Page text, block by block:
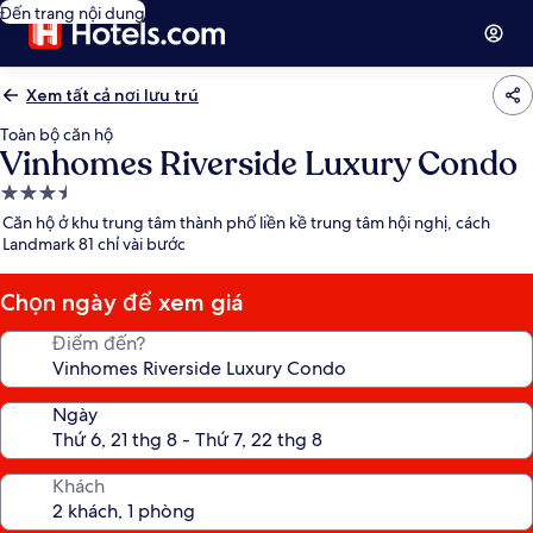
Đến trang nội dung
Xem tất cả nơi lưu trú
Toàn bộ căn hộ
Vinhomes Riverside Luxury Condo
Nơi
lưu
trú
3.5
sao
Căn hộ ở khu trung tâm thành phố liền kề trung tâm hội nghị, cách
Landmark 81 chỉ vài bước
Chọn ngày để xem giá
Điểm đến?
Ngày
Khách